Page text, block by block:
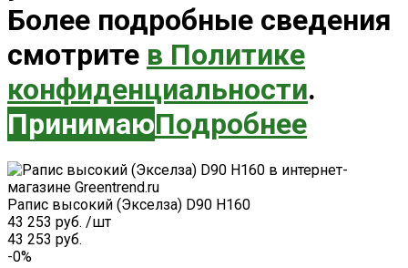
Более подробные сведения
смотрите в Политике
конфиденциальности.
ПринимаюПодробнее
Рапис высокий (Экселза) D90 H160
43 253 руб. /шт
43 253 руб.
-0%